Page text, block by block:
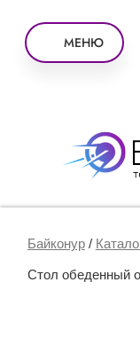
МЕНЮ
Байконур/
Стол обеденный